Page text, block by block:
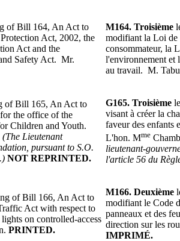
ofBill 164, An Act to
Act, 2002, the
Act and the
Safety Act. Mr.
M164. Troisième
modifiant la Loi de
consommateur, la
l'environnement et
au travail. M.
ofBill 165, An Act to
the office of the
Children and Youth.
(The Lieutenant
pursuant to S.O.
NOT REPRINTED.
G165. Troisième
visant à créer la
faveur des enfants
L'hon. Mme
lieutenant-
l'article 56 du
ofBill 166, An Act to
Act with respect to
on controlled-access
PRINTED.
M166. Deuxième
modifiant le Code
panneaux et des
direction sur les
IMPRIMÉ.